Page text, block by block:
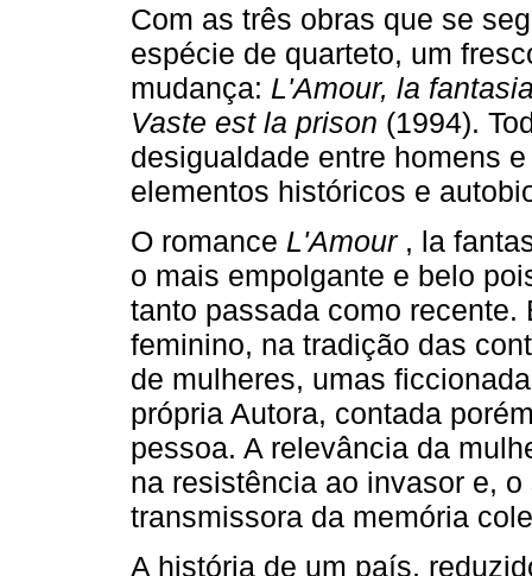
Com as três obras que se
espécie de quarteto, um
mudança: L'Amour, la
Vaste est la prison (1994).
desigualdade entre homens
elementos históricos e
O romance L'Amour , la
o mais empolgante e belo
tanto passada como
feminino, na tradição das
de mulheres, umas
própria Autora, contada
pessoa. A relevância da
na resistência ao invasor e,
transmissora da memória
A história de um país,